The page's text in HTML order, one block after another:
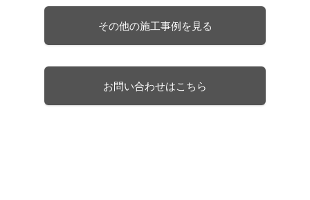
その他の施工事例を見る
お問い合わせはこちら